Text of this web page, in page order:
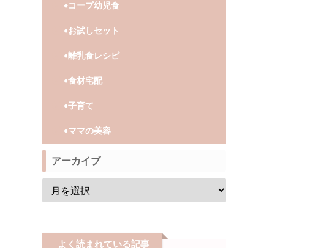
♦︎コープ幼児食
♦︎お試しセット
♦︎離乳食レシピ
♦︎食材宅配
♦︎子育て
♦︎ママの美容
アーカイブ
よく読まれている記事